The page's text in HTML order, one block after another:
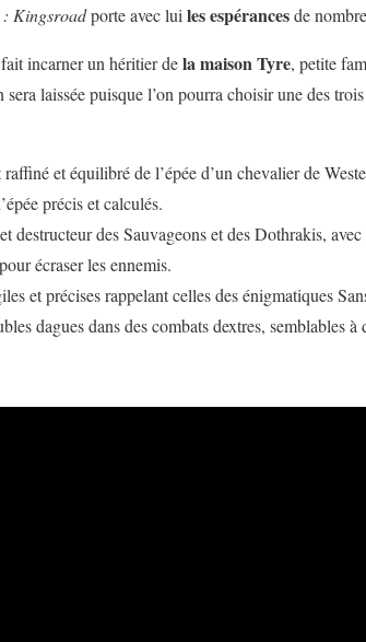
: Kingsroadporte avec lui les espérancesde
incarner un héritier dela maison Tyre, petite
laissée puisque l’on pourra choisir une des
et équilibré de l’épée d’un chevalier de
précis et calculés.
destructeur des Sauvageons et des Dothrakis,
écraser les ennemis.
et précises rappelant celles des énigmatiques
dagues dans des combats dextres, semblables à